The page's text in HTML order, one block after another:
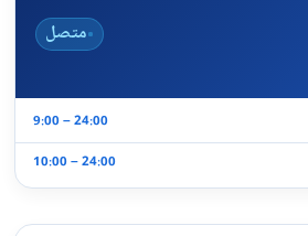
متصل
9:00 – 24:00
10:00 – 24:00